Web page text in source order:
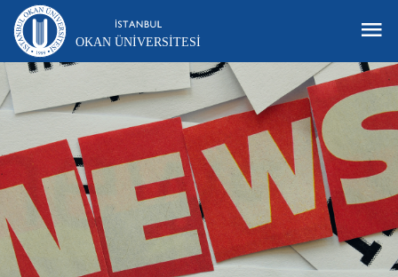
OKAN ÜNIVERSITESI